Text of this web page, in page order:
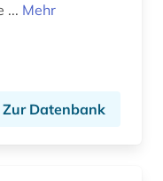
... Mehr
Zur Datenbank